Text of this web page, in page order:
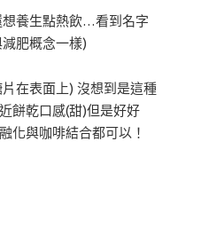
想養生點熱飲…看到名字
肥概念一樣)
在表面上) 沒想到是這種
餅乾口感(甜)但是好好
化與咖啡結合都可以！